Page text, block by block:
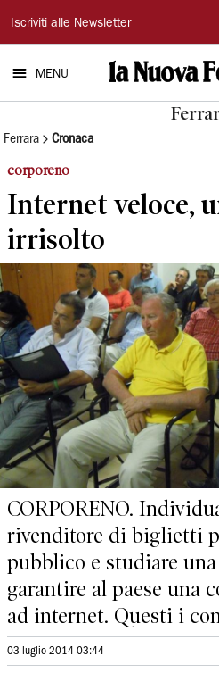
La
Nuova
Ferrara
Iscriviti alle Newsletter
MENU
Ferrara Cronaca
corporeno
Internet veloce,
irrisolto
CORPORENO.
rivenditore di biglietti
pubblico e studiare
garantire al paese una
ad internet. Questi i
03 luglio 2014 03:44